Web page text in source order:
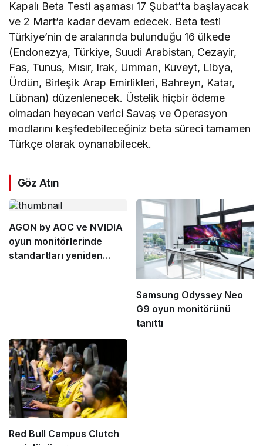
Kapalı Beta Testi aşaması 17 Şubat’ta başlayacak
ve 2 Mart’a kadar devam edecek. Beta testi
Türkiye’nin de aralarında bulunduğu 16 ülkede
(Endonezya, Türkiye, Suudi Arabistan, Cezayir,
Fas, Tunus, Mısır, Irak, Umman, Kuveyt, Libya,
Ürdün, Birleşik Arap Emirlikleri, Bahreyn, Katar,
Lübnan) düzenlenecek. Üstelik hiçbir ödeme
olmadan heyecan verici Savaş ve Operasyon
modlarını keşfedebileceğiniz beta süreci tamamen
Türkçe olarak oynanabilecek.
Göz Atın
AGON by AOC ve NVIDIA
oyun monitörlerinde
standartları yeniden
Samsung Odyssey Neo
G9 oyun monitörünü
tanıttı
Red Bull Campus Clutch